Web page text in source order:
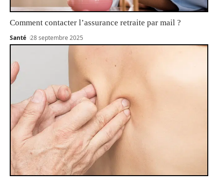
Comment contacter l’assurance retraite par mail ?
Santé 28 septembre 2025